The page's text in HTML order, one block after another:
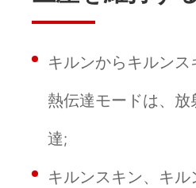
キルンからキルン
熱伝達モードは、
達;
キルンスキン、キ